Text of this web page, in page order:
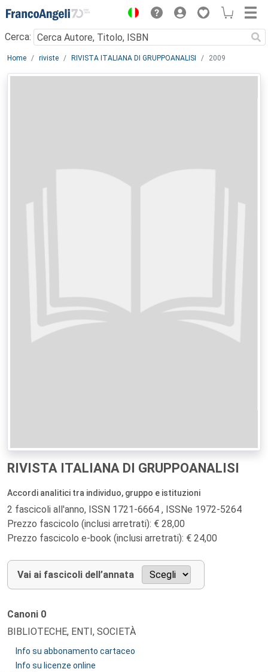
Menu
Cerca:
Main content
Home riviste RIVISTA ITALIANA DI GRUPPOANALISI 2009
RIVISTA ITALIANA DI GRUPPOANALISI
Accordi analitici tra individuo, gruppo e istituzioni
2 fascicoli all'anno, ISSN 1721-6664 , ISSNe 1972-5264
Prezzo fascicolo (inclusi arretrati): € 28,00
Prezzo fascicolo e-book (inclusi arretrati): € 24,00
Vai ai fascicoli dell’annata
Canoni 0
BIBLIOTECHE, ENTI, SOCIETÀ
Info su abbonamento cartaceo
Info su licenze online